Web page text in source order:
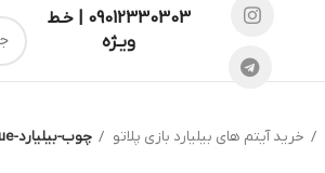
09012330303 | خـط
ویـژه
خرید آیتم های بیلیارد بازی پلاتو چوب-بیلیارد-Cher’s Cue